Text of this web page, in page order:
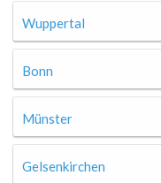
Wuppertal
Bonn
Münster
Gelsenkirchen